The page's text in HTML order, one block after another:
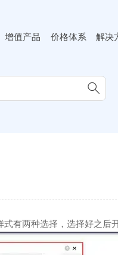
增值产品 价格体系 解决

有两种选择，选择好之后